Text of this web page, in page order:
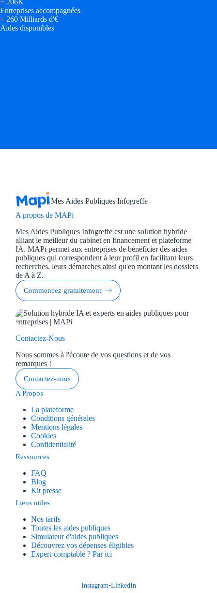
Entreprises accompagnées
+ 260 Milliards d'€
Aides disponibles
Mes Aides Publiques Infogreffe
A propos de MAPi
Mes Aides Publiques Infogreffe est une solution hybride
alliant le meilleur du cabinet en financement et plateforme
IA. MAPi permet aux entreprises de bénéficier des aides
publiques qui correspondent à leur profil en facilitant leurs
recherches, leurs démarches ainsi qu'en montant les dossiers
de A à Z.
Commencez gratuitement
Contactez-Nous
Nous sommes à l'écoute de vos questions et de vos
remarques !
Contactez-nous
A Propos
La plateforme
Conditions générales
Mentions légales
Cookies
Confidentialité
Ressources
FAQ
Blog
Kit presse
Liens utiles
Nos tarifs
Toutes les aides publiques
Simulateur d'aides publiques
Découvrez vos dépenses éligibles
Expert-comptable ? Par ici
Instagram•LinkedIn